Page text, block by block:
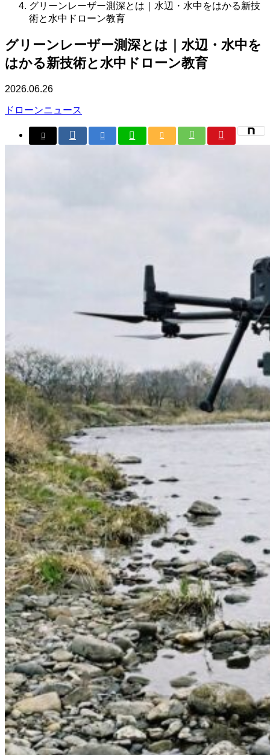
グリーンレーザー測深とは｜水辺・水中をはかる新技
術と水中ドローン教育
グリーンレーザー測深とは｜水辺・水中を
はかる新技術と水中ドローン教育
2026.06.26
ドローンニュース